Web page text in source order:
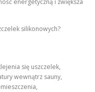
energetyczną i zwiększa
silikonowych?
się uszczelek,
wewnątrz sauny,